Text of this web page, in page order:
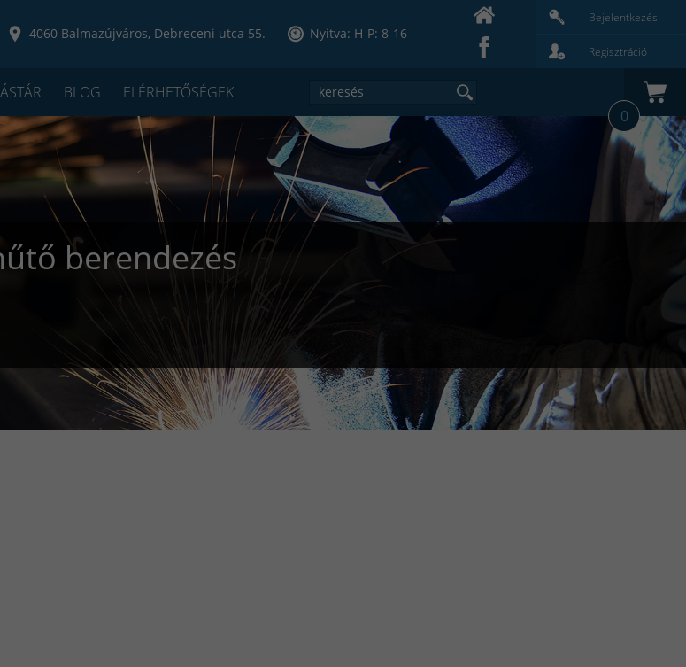
Bejelentkezés
Regisztráció
4060 Balmazújváros, Debreceni utca 55. Nyitva: H-P: 8-16
BLOG
ELÉRHETŐSÉGEK
0
berendezés